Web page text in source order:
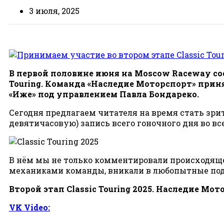
3 июля, 2025
В первой половине июня на Moscow Raceway
Touring. Команда «Наследие Моторспорт»
«Иже» под управлением Павла Бондареко.
Сегодня предлагаем читателя на время стать
девятичасовую) запись всего гоночного дня во
В нём мы не только комментировали
механиками команды, вникали в любопытные
Второй этап Classic Touring 2025. Наследие
VK Video: